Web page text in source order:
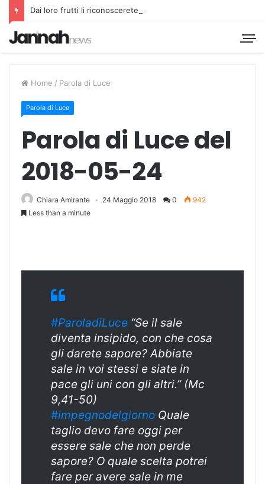
Dai loro frutti li riconoscerete
Home / Parola di Luce
Parola di Luce
Parola di Luce del
2018-05-24
Chiara Amirante 24 Maggio 2018 0
942
Less than a minute
#ParoladiLuce “Se il sale
diventa insipido, con che cosa
gli darete sapore? Abbiate
sale in voi stessi e siate in
pace gli uni con gli altri.” (Mc
9,41-50)
#impegnodelgiorno Quale
taglio devo fare oggi per
essere sale che non perde
sapore? O quale scelta potrei
fare per avere sale in me